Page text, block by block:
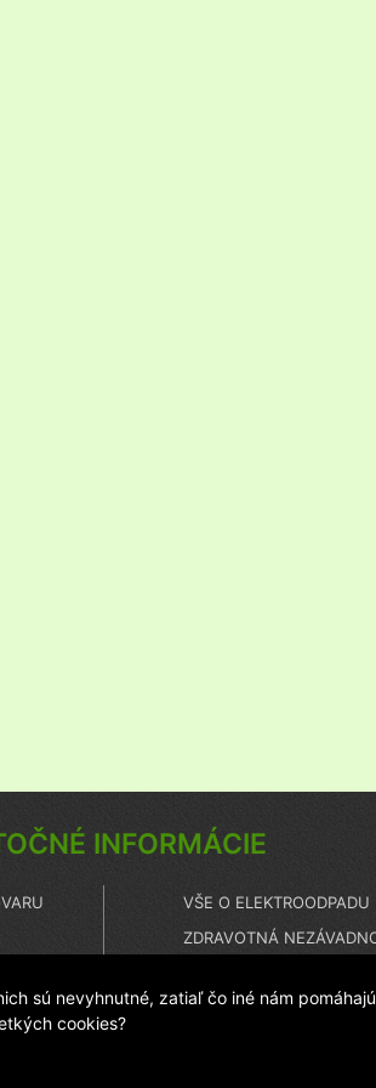
sú nevyhnutné, zatiaľ čo iné nám pomáhajú
cookies?
INFORMÁCIE
VŠE O ELEKTROODPADU
ZDRAVOTNÁ